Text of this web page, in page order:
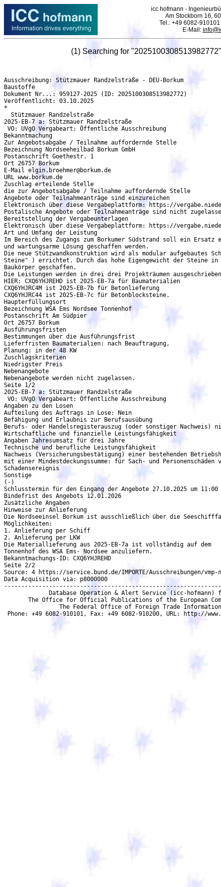
icc hofmann -
Am Stockborn 16,
Tel.: +49 6082-
E-Mail:
(1) Searching for
Ausschreibung: Stützmauer Randzelstraße - DEU-Borkum
Baustoffe
Dokument Nr...: 959127-2025 (ID: 2025100308513982772)
Veröffentlicht: 03.10.2025
*
  Stützmauer Randzelstraße
2025-EB-7 a: Stützmauer Randzelstraße
VO: UVgO Vergabeart: Öffentliche Ausschreibung
Bekanntmachung
Zur Angebotsabgabe / Teilnahme auffordernde Stelle
Bezeichnung Nordseeheilbad Borkum GmbH
Postanschrift Goethestr. 1
Ort 26757 Borkum
E-Mail elgin.broehmer@borkum.de
URL www.borkum.de
Zuschlag erteilende Stelle
die zur Angebotsabgabe / Teilnahme auffordernde Stelle
Angebote oder Teilnahmeanträge sind einzureichen
Elektronisch über diese Vergabeplattform: https://
Postalische Angebote oder Teilnahmeanträge sind nicht
Bereitstellung der Vergabeunterlagen
Elektronisch über diese Vergabeplattform: https://
Art und Umfang der Leistung
Im Bereich des Zugangs zum Borkumer Südstrand soll ein
und wartungsarme Lösung geschaffen werden.
Die neue Stützwandkonstruktion wird als modular aufgebautes
Steine" ) errichtet. Durch das hohe Eigengewicht der Steine in
Baukörper geschaffen.
Die Leistungen werden in drei drei Projekträumen
HIER: CXQ6YHJREHD ist 2025-EB-7a für Baumaterialien
CXQ6YHJRC4M ist 2025-EB-7b für Betonlieferung
CXQ6YHJRC44 ist 2025-EB-7c für Betonblocksteine.
Haupterfüllungsort
Bezeichnung WSA Ems Nordsee Tonnenhof
Postanschrift Am Südpier
Ort 26757 Borkum
Ausführungsfristen
Bestimmungen über die Ausführungsfrist
Lieferfristen Baumaterialien: nach Beauftragung,
Planung: in der 48 KW
Zuschlagskriterien
Niedrigster Preis
Nebenangebote
Nebenangebote werden nicht zugelassen.
Seite 1/2
2025-EB-7 a: Stützmauer Randzelstraße
VO: UVgO Vergabeart: Öffentliche Ausschreibung
Angaben zu den Losen
Aufteilung des Auftrags in Lose: Nein
Befähigung und Erlaubnis zur Berufsausübung
Berufs- oder Handelsregisterauszug (oder sonstiger Nachweis)
Wirtschaftliche und finanzielle Leistungsfähigkeit
Angaben Jahresumsatz für drei Jahre
Technische und berufliche Leistungsfähigkeit
Nachweis (Versicherungsbestätigung) einer bestehenden
mit einer Mindestdeckungssumme: für Sach- und
Schadensereignis
Sonstige
(-)
Schlusstermin für den Eingang der Angebote 27.10.2025 um 11:00
Bindefrist des Angebots 12.01.2026
Zusätzliche Angaben
Hinweise zur Anlieferung
Die Nordseeinsel Borkum ist ausschließlich über die
Möglichkeiten:
1. Anlieferung per Schiff
2. Anlieferung per LKW
Die Materiallieferung aus 2025-EB-7a ist vollständig auf dem
Tonnenhof des WSA Ems- Nordsee anzuliefern.
Bekanntmachungs-ID: CXQ6YHJREHD
Seite 2/2
Source: 4 https://service.bund.de/IMPORTE/Ausschreibungen/vmp-
Data Acquisition via: p8000000
Database Operation & Alert Service (icc-hofmann)
The Office for Official Publications of the European
                The Federal Office of Foreign Trade Information